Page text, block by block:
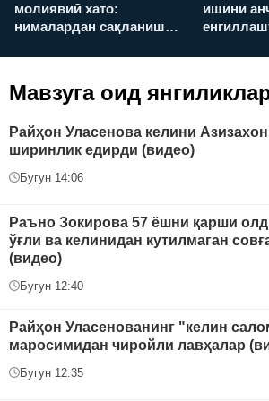
молиявий хато:
нималардан сақланиш
ишини
Мавзуга оид
Райҳон Уласенова келини
ширинлик едирди (видео)
Бугун 14:06
Раъно Зокирова 57 ёшни қарши
ўғли ва келинидан кутилмаган
(видео)
Бугун 12:40
Райҳон Уласенованинг "келин
маросимидан чиройли лавҳалар
Бугун 12:35